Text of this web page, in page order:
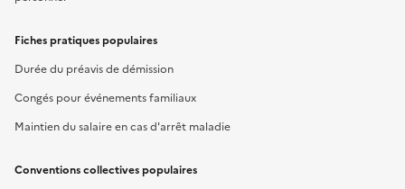
Fiches pratiques populaires
Durée du préavis de démission
Congés pour événements familiaux
Maintien du salaire en cas d'arrêt maladie
Conventions collectives populaires